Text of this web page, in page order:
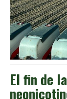
El fin de